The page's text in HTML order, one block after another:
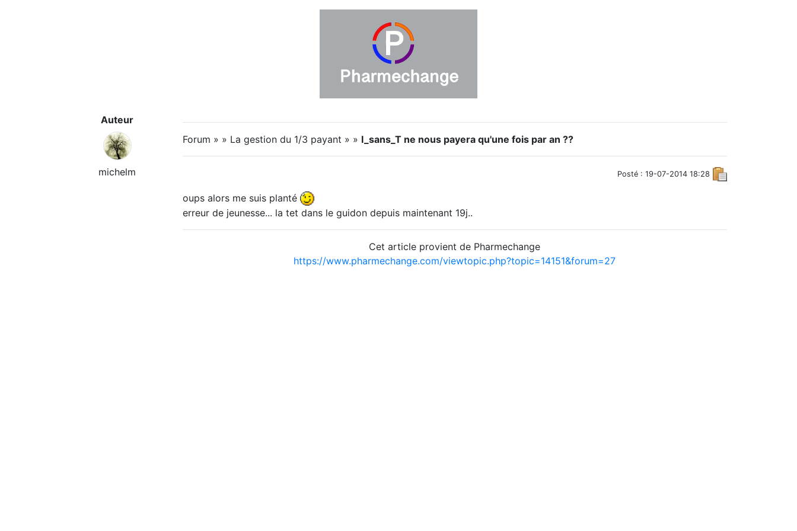
Auteur
michelm
Forum » » La gestion du 1/3 payant » » I_sans_T ne nous payera qu'une fois par an ??
Posté : 19-07-2014 18:28
oups alors me suis planté
erreur de jeunesse... la tet dans le guidon depuis maintenant 19j..
Cet article provient de Pharmechange
https://www.pharmechange.com/viewtopic.php?topic=14151&forum=27